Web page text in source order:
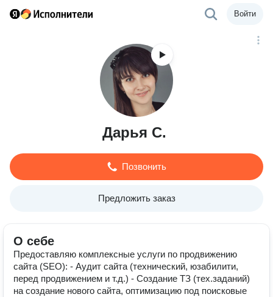
Войти
Дарья С.
Позвонить
Предложить заказ
О себе
Предоставляю комплексные услуги по продвижению
сайта (SEO): - Аудит сайта (технический, юзабилити,
перед продвижением и т.д.) - Создание ТЗ (тех.заданий)
на создание нового сайта, оптимизацию под поисковые